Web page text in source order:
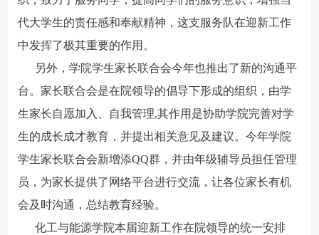
代大学生的责任感和奉献精神，这支服务队在迎新工作
中发挥了极其重要的作用。
另外，学院学生家长联合会今年也推出了新的沟通平
台。家长联合会是在院领导的倡导下形成的组织，由学
生家长自愿加入、自我管理,其作用是协助学院完善对学
生的成长成才教育，并提出相关意见及建议。今年学院
学生家长联合会新增添QQ群，并由年级辅导员担任管理
员，为家长提供了网络平台进行交流，让各位家长有机
会及时沟通，总结教育经验。
化工与能源学院本届迎新工作在院领导的统一安排